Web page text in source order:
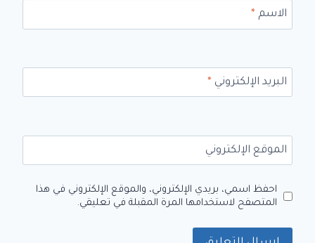
الاسم*
البريد الإلكتروني*
الموقع الإلكتروني
احفظ اسمي، بريدي الإلكتروني، والموقع الإلكتروني في هذا
المتصفح لاستخدامها المرة المقبلة في تعليقي.